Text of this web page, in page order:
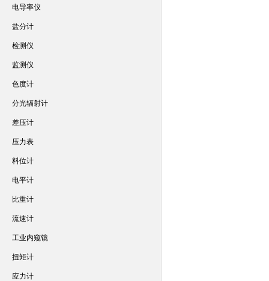
电导率仪
盐分计
检测仪
监测仪
色度计
分光辐射计
差压计
压力表
料位计
电平计
比重计
流速计
工业内窥镜
扭矩计
应力计